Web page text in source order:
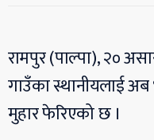
रामपुर (पाल्पा), २०
गाउँका स्थानीयलाई
मुहार फेरिएको छ ।